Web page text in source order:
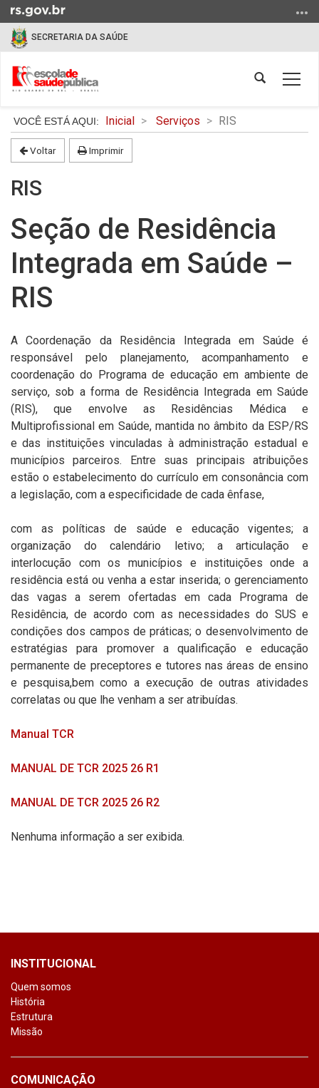
para
para
menu
para
busca
SECRETARIA DA SAÚDE
Abrir
Início
do
conteúdo
Inicial Serviços RIS
Voltar Imprimir
RIS
Seção de Residência
Integrada em Saúde –
RIS
A Coordenação da Residência Integrada em Saúde é
responsável pelo planejamento, acompanhamento e
coordenação do Programa de educação em ambiente de
serviço, sob a forma de Residência Integrada em Saúde
(RIS), que envolve as Residências Médica e
Multiprofissional em Saúde, mantida no âmbito da ESP/RS
e das instituições vinculadas à administração estadual e
municípios parceiros. Entre suas principais atribuições
estão o estabelecimento do currículo em consonância com
a legislação, com a especificidade de cada ênfase,
com as políticas de saúde e educação vigentes; a
organização do calendário letivo; a articulação e
interlocução com os municípios e instituições onde a
residência está ou venha a estar inserida; o gerenciamento
das vagas a serem ofertadas em cada Programa de
Residência, de acordo com as necessidades do SUS e
condições dos campos de práticas; o desenvolvimento de
estratégias para promover a qualificação e educação
permanente de preceptores e tutores nas áreas de ensino
e pesquisa,bem como a execução de outras atividades
correlatas ou que lhe venham a ser atribuídas.
Manual TCR
MANUAL DE TCR 2025 26 R1
MANUAL DE TCR 2025 26 R2
Nenhuma informação a ser exibida.
INSTITUCIONAL
Quem somos
História
Estrutura
Missão
COMUNICAÇÃO